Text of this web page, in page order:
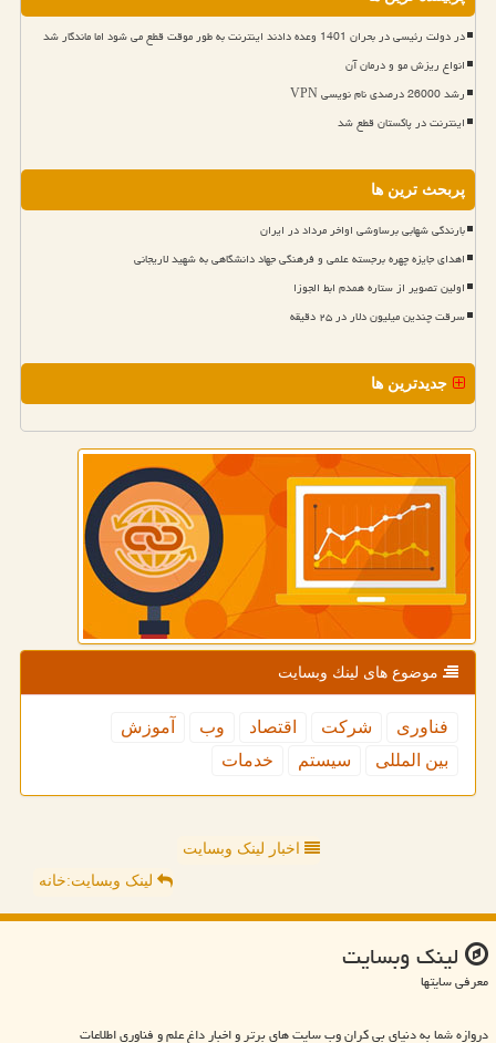
در دولت رئیسی در بحران 1401 وعده دادند اینترنت به طور موقت قطع می شود اما ماندگار شد
انواع ریزش مو و درمان آن
رشد 26000 درصدی نام نویسی VPN
اینترنت در پاکستان قطع شد
پربحث ترین ها
بارندگی شهابی برساوشی اواخر مرداد در ایران
اهدای جایزه چهره برجسته علمی و فرهنگی جهاد دانشگاهی به شهید لاریجانی
اولین تصویر از ستاره همدم ابط الجوزا
سرقت چندین میلیون دلار در ۲۵ دقیقه
جدیدترین ها
موضوع های لینك وبسایت
فناوری شركت اقتصاد وب
آموزش
بین المللی
سیستم خدمات
اخبار لینک وبسایت
لینک وبسایت:خانه
لینك وبسایت
معرفی سایتها
دروازه شما به دنیای بی کران وب سایت های برتر و اخبار داغ علم و فناوری اطلاعات